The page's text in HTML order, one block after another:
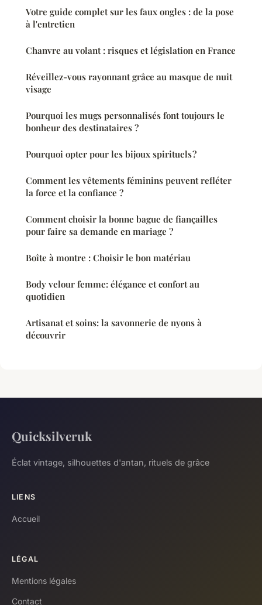
Votre guide complet sur les faux ongles : de la pose
à l'entretien
Chanvre au volant : risques et législation en France
Réveillez-vous rayonnant grâce au masque de nuit
visage
Pourquoi les mugs personnalisés font toujours le
bonheur des destinataires ?
Pourquoi opter pour les bijoux spirituels ?
Comment les vêtements féminins peuvent refléter
la force et la confiance ?
Comment choisir la bonne bague de fiançailles
pour faire sa demande en mariage ?
Boîte à montre : Choisir le bon matériau
Body velour femme: élégance et confort au
quotidien
Artisanat et soins: la savonnerie de nyons à
découvrir
Quicksilveruk
Éclat vintage, silhouettes d'antan, rituels de grâce
LIENS
Accueil
LÉGAL
Mentions légales
Contact